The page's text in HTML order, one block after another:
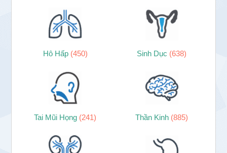
Hô Hấp (450) Sinh Dục (638)
Tai Mũi Họng (241) Thần Kinh (885)